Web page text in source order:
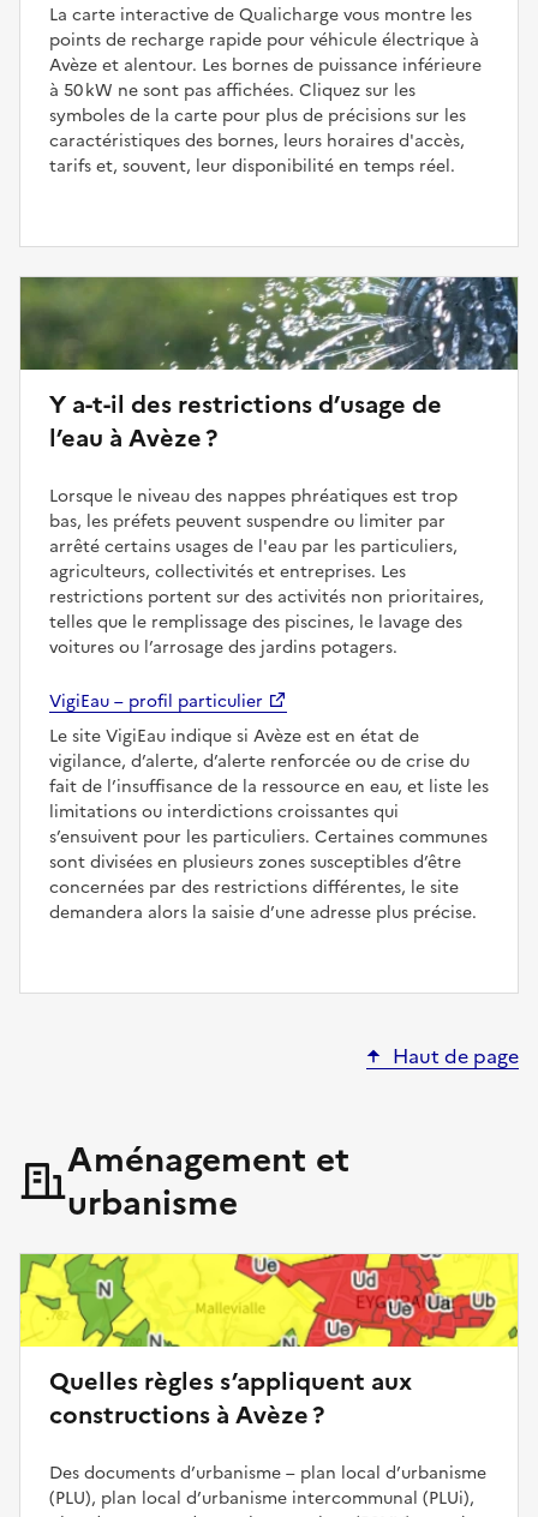
La carte interactive de Qualicharge vous montre les
points de recharge rapide pour véhicule électrique à
Avèze et alentour. Les bornes de puissance inférieure
à 50 kW ne sont pas affichées. Cliquez sur les
symboles de la carte pour plus de précisions sur les
caractéristiques des bornes, leurs horaires d'accès,
tarifs et, souvent, leur disponibilité en temps réel.
Y a-t-il des restrictions d’usage de
l’eau à Avèze ?
Lorsque le niveau des nappes phréatiques est trop
bas, les préfets peuvent suspendre ou limiter par
arrêté certains usages de l'eau par les particuliers,
agriculteurs, collectivités et entreprises. Les
restrictions portent sur des activités non prioritaires,
telles que le remplissage des piscines, le lavage des
voitures ou l’arrosage des jardins potagers.
VigiEau – profil particulier
Le site VigiEau indique si Avèze est en état de
vigilance, d’alerte, d’alerte renforcée ou de crise du
fait de l’insuffisance de la ressource en eau, et liste les
limitations ou interdictions croissantes qui
s’ensuivent pour les particuliers. Certaines communes
sont divisées en plusieurs zones susceptibles d’être
concernées par des restrictions différentes, le site
demandera alors la saisie d’une adresse plus précise.
Haut de page
Aménagement et
urbanisme
Quelles règles s’appliquent aux
constructions à Avèze ?
Des documents d’urbanisme – plan local d’urbanisme
(PLU), plan local d’urbanisme intercommunal (PLUi),